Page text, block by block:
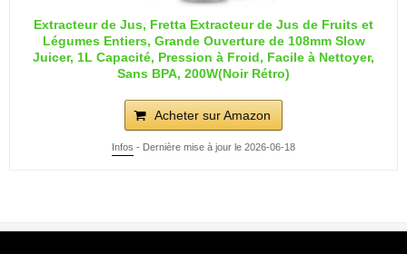
Extracteur de Jus, Fretta Extracteur de Jus de Fruits et
Légumes Entiers, Grande Ouverture de 108mm Slow
Juicer, 1L Capacité, Pression à Froid, Facile à Nettoyer,
Sans BPA, 200W(Noir Rétro)
Acheter sur Amazon
Infos - Dernière mise à jour le 2026-06-18